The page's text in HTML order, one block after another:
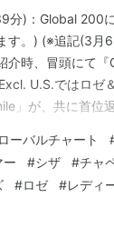
分)：Global 200
す。) (※追記(3月
介時、冒頭にて
U.S.ではロゼ
」が、共に首位
U.S.ではロゼ
首位返り咲きを果
訂正を実施してい
地時間の3月…
ーバルチャート
ー #シザ #チャ
#ロゼ #レディ